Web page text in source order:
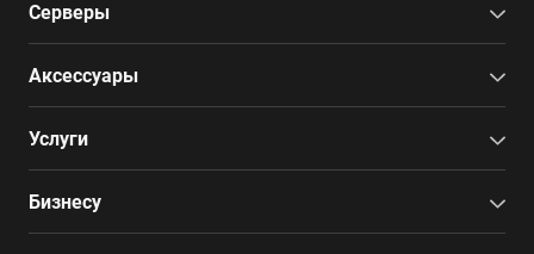
Серверы
Аксессуары
Услуги
Бизнесу